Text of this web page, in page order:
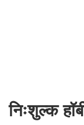
निःशुल्क